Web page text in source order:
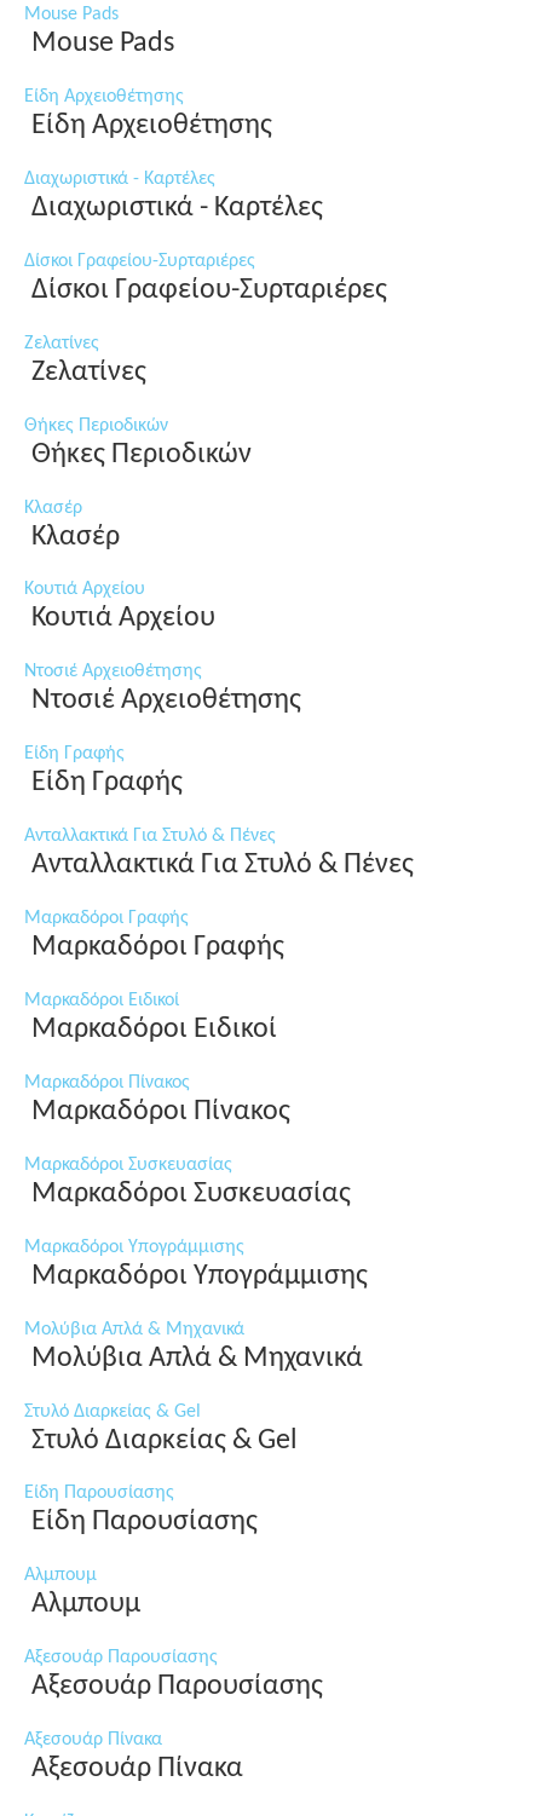
Mouse Pads
Mouse Pads
Είδη Αρχειοθέτησης
Είδη Αρχειοθέτησης
Διαχωριστικά - Καρτέλες
Διαχωριστικά - Καρτέλες
Δίσκοι Γραφείου-Συρταριέρες
Δίσκοι Γραφείου-Συρταριέρες
Ζελατίνες
Ζελατίνες
Θήκες Περιοδικών
Θήκες Περιοδικών
Κλασέρ
Κλασέρ
Κουτιά Αρχείου
Κουτιά Αρχείου
Ντοσιέ Αρχειοθέτησης
Ντοσιέ Αρχειοθέτησης
Είδη Γραφής
Είδη Γραφής
Ανταλλακτικά Για Στυλό & Πένες
Ανταλλακτικά Για Στυλό & Πένες
Μαρκαδόροι Γραφής
Μαρκαδόροι Γραφής
Μαρκαδόροι Ειδικοί
Μαρκαδόροι Ειδικοί
Μαρκαδόροι Πίνακος
Μαρκαδόροι Πίνακος
Μαρκαδόροι Συσκευασίας
Μαρκαδόροι Συσκευασίας
Μαρκαδόροι Υπογράμμισης
Μαρκαδόροι Υπογράμμισης
Μολύβια Απλά & Μηχανικά
Μολύβια Απλά & Μηχανικά
Στυλό Διαρκείας & Gel
Στυλό Διαρκείας & Gel
Είδη Παρουσίασης
Είδη Παρουσίασης
Αλμπουμ
Αλμπουμ
Αξεσουάρ Παρουσίασης
Αξεσουάρ Παρουσίασης
Αξεσουάρ Πίνακα
Αξεσουάρ Πίνακα